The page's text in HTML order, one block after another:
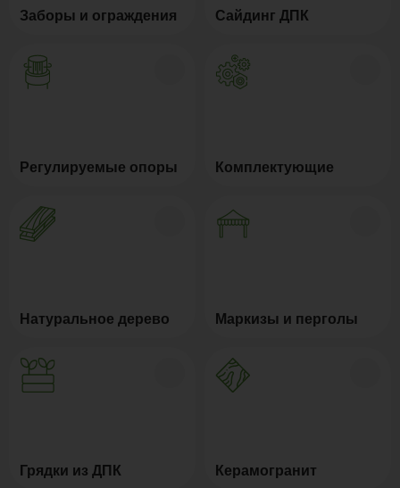
Заборы и ограждения Сайдинг ДПК
Регулируемые опоры Комплектующие
Натуральное дерево Маркизы и перголы
Грядки из ДПК Керамогранит